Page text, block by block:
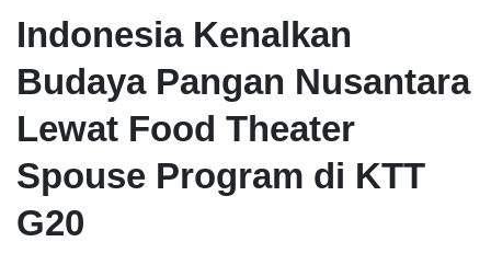
Indonesia Kenalkan
Budaya Pangan Nusantara
Lewat Food Theater
Spouse Program di KTT
G20